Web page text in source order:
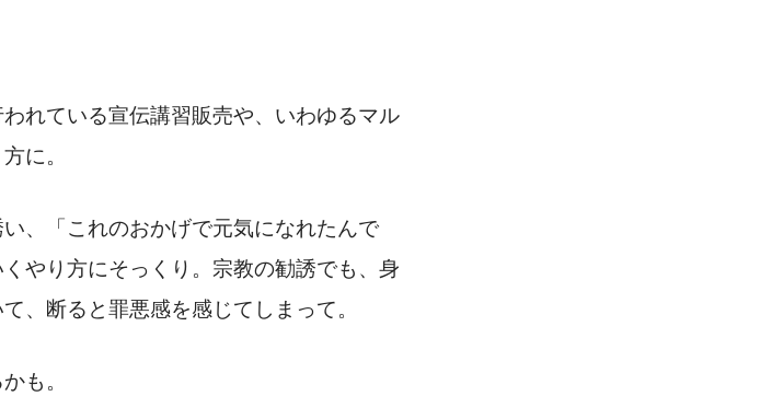
れている宣伝講習販売や、いわゆるマル
に。
、「これのおかげで元気になれたんで
やり方にそっくり。宗教の勧誘でも、身
、断ると罪悪感を感じてしまって。
も。